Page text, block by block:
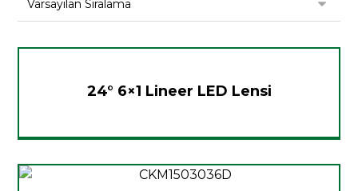
24° 6×1 Lineer LED Lensi